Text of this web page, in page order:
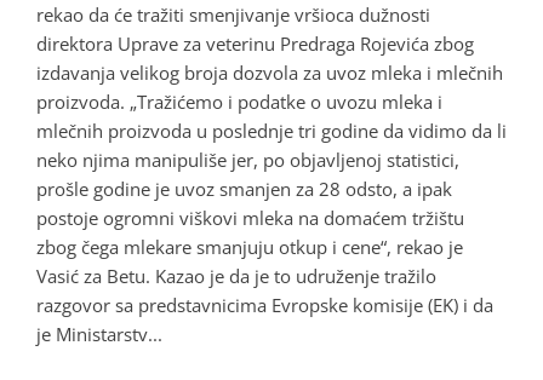
rekao da će tražiti smenjivanje vršioca dužnosti
direktora Uprave za veterinu Predraga Rojevića zbog
izdavanja velikog broja dozvola za uvoz mleka i mlečnih
proizvoda. „Tražićemo i podatke o uvozu mleka i
mlečnih proizvoda u poslednje tri godine da vidimo da li
neko njima manipuliše jer, po objavljenoj statistici,
prošle godine je uvoz smanjen za 28 odsto, a ipak
postoje ogromni viškovi mleka na domaćem tržištu
zbog čega mlekare smanjuju otkup i cene“, rekao je
Vasić za Betu. Kazao je da je to udruženje tražilo
razgovor sa predstavnicima Evropske komisije (EK) i da
je Ministarstv...